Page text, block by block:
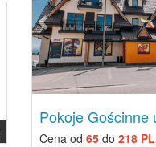
Pokoje Gościnne
Cena od 65do 218